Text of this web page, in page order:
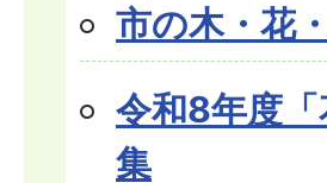
市の木・花
令和8年度
集